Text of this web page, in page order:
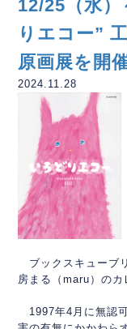
12/25（水
りエコー”
原画展を開
2024.11.28
ブックスキューブ
房まる（maru）のカ
1997年4月に無認